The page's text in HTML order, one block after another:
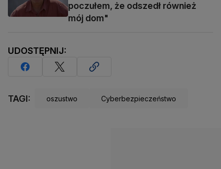
poczułem, że odszedł również
mój dom"
UDOSTĘPNIJ:
TAGI: oszustwo Cyberbezpieczeństwo